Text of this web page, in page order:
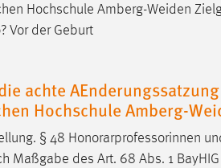
Hochschule Amberg-Weiden
Vor der Geburt
achte
Hochschule Amberg-
§ 48 Honorarprofessorinnen
Maßgabe des Art. 68 Abs. 1
über Websites